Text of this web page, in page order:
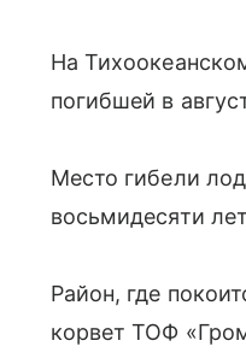
На
погибшей в
Место гибели
восьмидесяти
Район, где
корвет ТОФ